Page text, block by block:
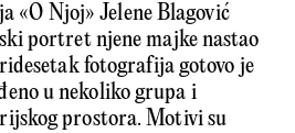
«O Njoj» Jelene Blagović
portret njene majke nastao
fotografija gotovo je
u nekoliko grupa i
prostora. Motivi su